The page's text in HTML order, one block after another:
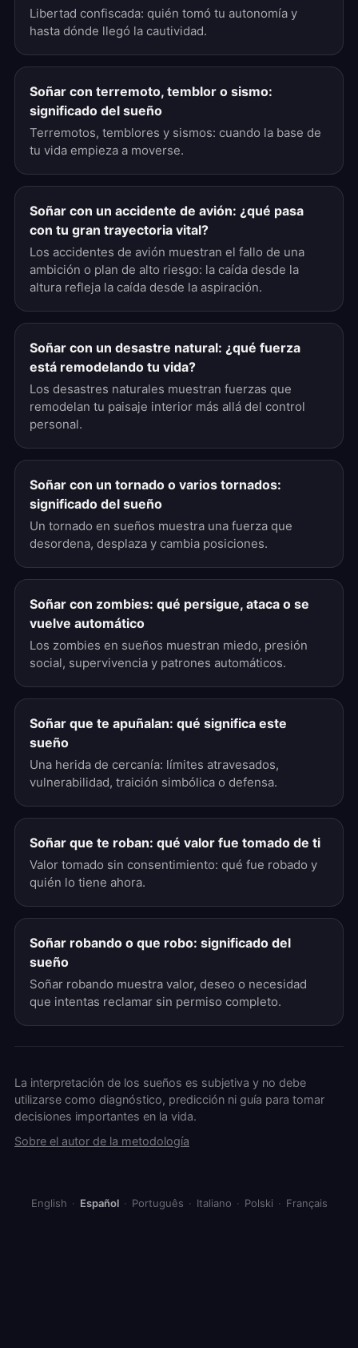
Libertad confiscada: quién tomó tu autonomía y
hasta dónde llegó la cautividad.
Soñar con terremoto, temblor o sismo:
significado del sueño
Terremotos, temblores y sismos: cuando la base de
tu vida empieza a moverse.
Soñar con un accidente de avión: ¿qué pasa
con tu gran trayectoria vital?
Los accidentes de avión muestran el fallo de una
ambición o plan de alto riesgo: la caída desde la
altura refleja la caída desde la aspiración.
Soñar con un desastre natural: ¿qué fuerza
está remodelando tu vida?
Los desastres naturales muestran fuerzas que
remodelan tu paisaje interior más allá del control
personal.
Soñar con un tornado o varios tornados:
significado del sueño
Un tornado en sueños muestra una fuerza que
desordena, desplaza y cambia posiciones.
Soñar con zombies: qué persigue, ataca o se
vuelve automático
Los zombies en sueños muestran miedo, presión
social, supervivencia y patrones automáticos.
Soñar que te apuñalan: qué significa este
sueño
Una herida de cercanía: límites atravesados,
vulnerabilidad, traición simbólica o defensa.
Soñar que te roban: qué valor fue tomado de ti
Valor tomado sin consentimiento: qué fue robado y
quién lo tiene ahora.
Soñar robando o que robo: significado del
sueño
Soñar robando muestra valor, deseo o necesidad
que intentas reclamar sin permiso completo.
La interpretación de los sueños es subjetiva y no debe
utilizarse como diagnóstico, predicción ni guía para tomar
decisiones importantes en la vida.
Sobre el autor de la metodología
English · Español · Português · Italiano · Polski · Français